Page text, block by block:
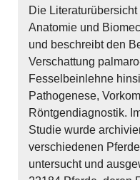
Die
Anatomie und
und beschreibt den
Verschattung
Fesselbeinlehne
Pathogenese,
Röntgendiagnostik.
Studie wurde
verschiedenen
untersucht und